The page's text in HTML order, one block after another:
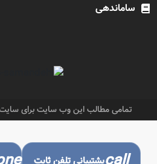
ساماندهی
تمامی مطالب این وب سایت برای
پشتیبانی تلفن ثابت